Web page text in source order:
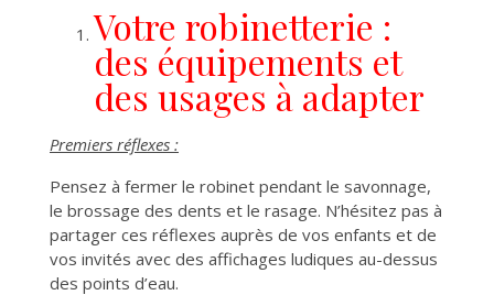
Votre robinetterie :
des équipements et
des usages à adapter
Premiers réflexes :
Pensez à fermer le robinet pendant le savonnage,
le brossage des dents et le rasage. N’hésitez pas à
partager ces réflexes auprès de vos enfants et de
vos invités avec des affichages ludiques au-dessus
des points d’eau.